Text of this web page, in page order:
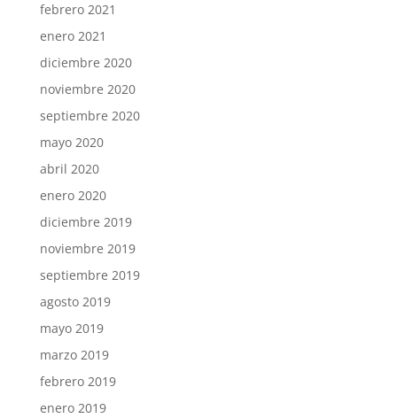
febrero 2021
enero 2021
diciembre 2020
noviembre 2020
septiembre 2020
mayo 2020
abril 2020
enero 2020
diciembre 2019
noviembre 2019
septiembre 2019
agosto 2019
mayo 2019
marzo 2019
febrero 2019
enero 2019